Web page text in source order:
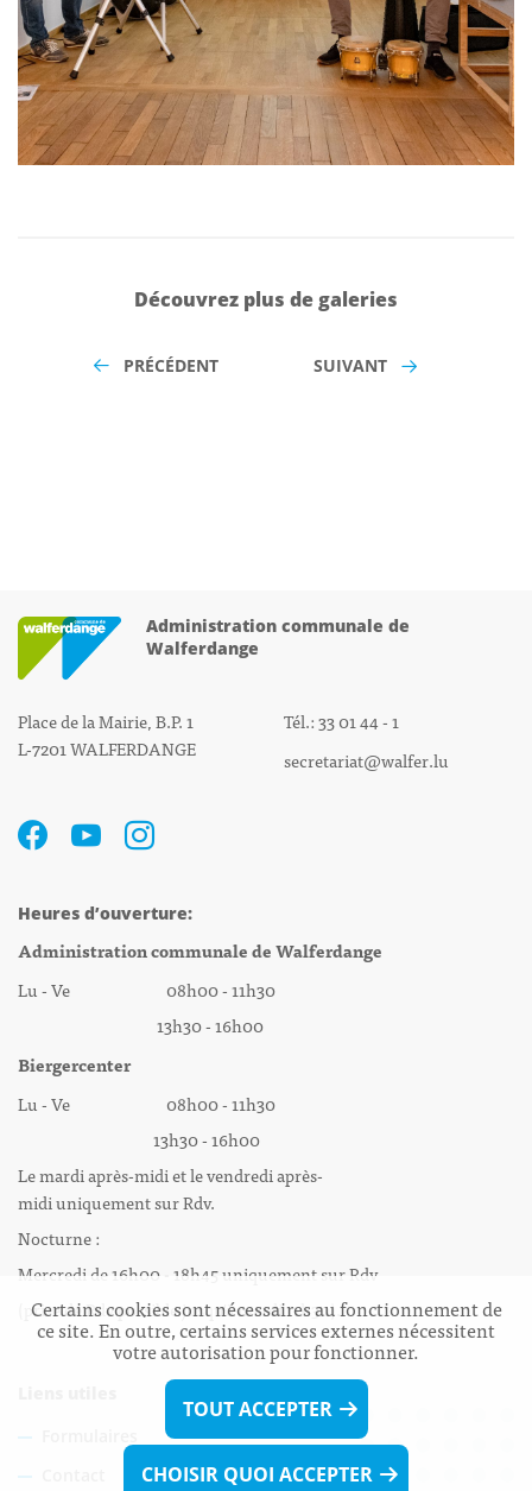
Découvrez plus de galeries
PRÉCÉDENT SUIVANT
Administration communale de
Walferdange
Place de la Mairie, B.P. 1
L-7201 WALFERDANGE
Tél.: 33 01 44 - 1
secretariat@walfer.lu
Heures d’ouverture:
Administration communale de Walferdange
Lu - Ve 08h00 - 11h30
13h30 - 16h00
Biergercenter
Lu - Ve 08h00 - 11h30
13h30 - 16h00
Le mardi après-midi et le vendredi après-
midi uniquement sur Rdv.
Nocturne :
Mercredi de 16h00 - 18h45 uniquement sur Rdv
(prise de Rdv possible jusqu'à mardi 11h30).
Certains cookies sont nécessaires au fonctionnement de
ce site. En outre, certains services externes nécessitent
votre autorisation pour fonctionner.
TOUT ACCEPTER
CHOISIR QUOI ACCEPTER